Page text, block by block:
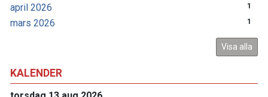
april 2026 1
mars 2026 1
Visa alla
KALENDER